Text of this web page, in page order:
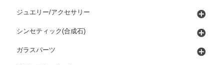
ジュエリー/アクセサリー
シンセティック(合成石)
ガラスパーツ